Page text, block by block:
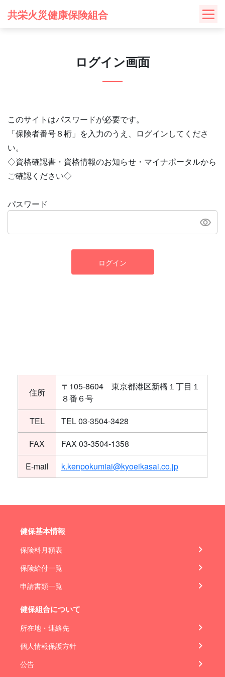
共栄火災健康保険組合
ログイン画面
このサイトはパスワードが必要です。
「保険者番号８桁」を入力のうえ、ログインしてくださ
い。
◇資格確認書・資格情報のお知らせ・マイナポータルから
ご確認ください◇
パスワード
ログイン
住所
〒105-8604 東京都港区新橋１丁目１
８番６号
TEL
TEL 03-3504-3428
FAX
FAX 03-3504-1358
E-mail
k.kenpokumiai@kyoeikasai.co.jp
健保基本情報
保険料月額表
保険給付一覧
申請書類一覧
健保組合について
所在地・連絡先
個人情報保護方針
公告